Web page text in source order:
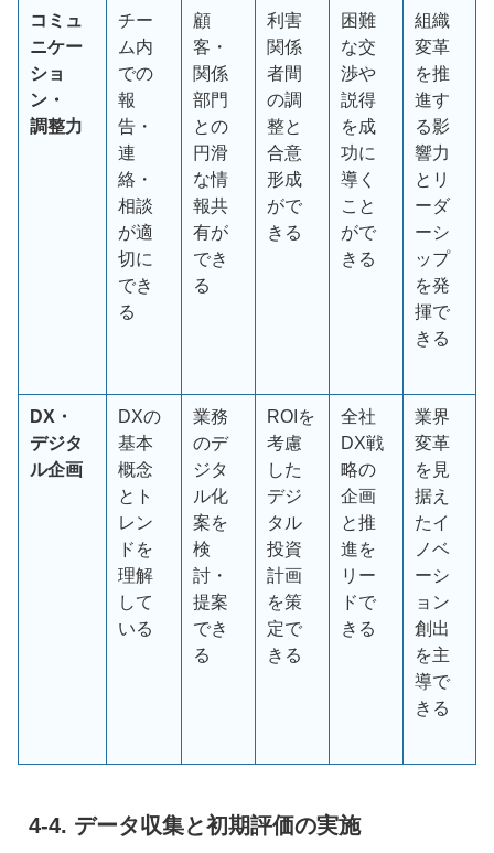
コミュ
ニケー
ショ
ン・
調整力
チー
ム内
での
報
告・
連
絡・
相談
が適
切に
でき
る
顧
客・
関係
部門
との
円滑
な情
報共
有が
でき
る
利害
関係
者間
の調
整と
合意
形成
がで
きる
困難
な交
渉や
説得
を成
功に
導く
こと
がで
きる
組織
変革
を推
進す
る影
響力
とリ
ーダ
ーシ
ップ
を発
揮で
きる
DX・
デジタ
ル企画
DXの
基本
概念
とト
レン
ドを
理解
して
いる
業務
のデ
ジタ
ル化
案を
検
討・
提案
でき
る
ROIを
考慮
した
デジ
タル
投資
計画
を策
定で
きる
全社
DX戦
略の
企画
と推
進を
リー
ドで
きる
業界
変革
を見
据え
たイ
ノベ
ーシ
ョン
創出
を主
導で
きる
4-4. データ収集と初期評価の実施